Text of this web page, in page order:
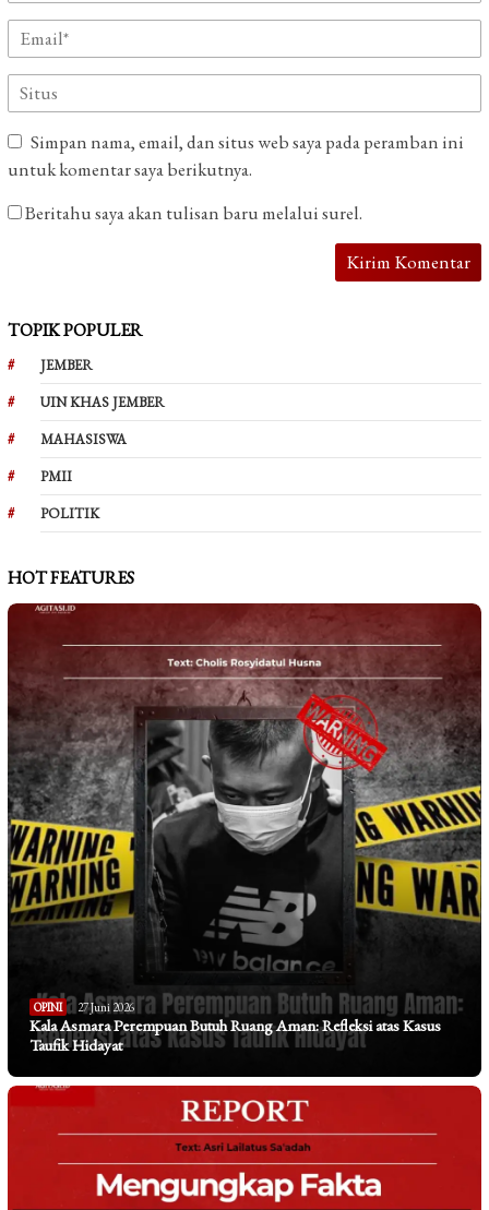
Simpan nama, email, dan situs web saya pada peramban ini
untuk komentar saya berikutnya.
Beritahu saya akan tulisan baru melalui surel.
TOPIK POPULER
JEMBER
UIN KHAS JEMBER
MAHASISWA
PMII
POLITIK
HOT FEATURES
OPINI 27 Juni 2026
Kala Asmara Perempuan Butuh Ruang Aman: Refleksi atas Kasus
Taufik Hidayat